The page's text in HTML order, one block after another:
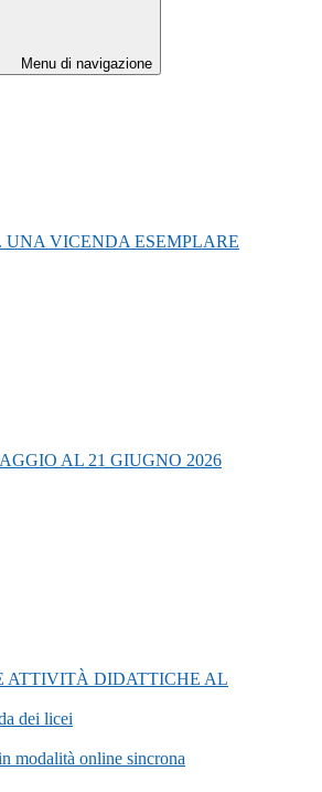
Menu di navigazione
VICENDA ESEMPLARE
AL 21 GIUGNO 2026
ATTIVITÀ DIDATTICHE AL
dei licei
modalità online sincrona